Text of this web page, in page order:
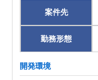
案件先
勤務形態
開発環境